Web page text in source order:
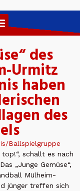
des
Urmitz
haben
des
Ballspielgruppe
schallt es nach
„Junge Gemüse“,
Mülheim-
jünger treffen sich